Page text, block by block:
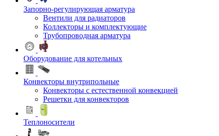
Запорно-регулирующая арматура
Вентили для радиаторов
Коллекторы и комплектующие
Трубопроводная арматура
Оборудование для котельных
Конвекторы внутрипольные
Конвекторы с естественной конвекцией
Решетки для конвекторов
Теплоносители